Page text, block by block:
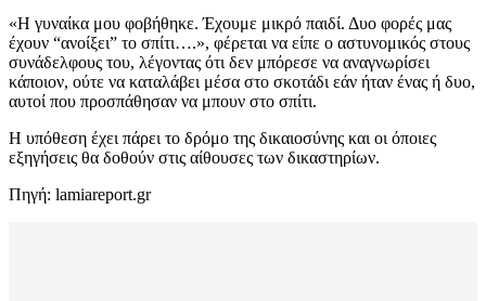
«Η γυναίκα μου φοβήθηκε. Έχουμε μικρό παιδί. Δυο φορές μας
έχουν “ανοίξει” το σπίτι….», φέρεται να είπε ο αστυνομικός στους
συνάδελφους του, λέγοντας ότι δεν μπόρεσε να αναγνωρίσει
κάποιον, ούτε να καταλάβει μέσα στο σκοτάδι εάν ήταν ένας ή δυο,
αυτοί που προσπάθησαν να μπουν στο σπίτι.
Η υπόθεση έχει πάρει το δρόμο της δικαιοσύνης και οι όποιες
εξηγήσεις θα δοθούν στις αίθουσες των δικαστηρίων.
Πηγή: lamiareport.gr